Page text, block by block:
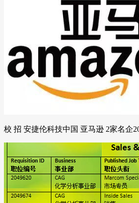
校 招 安捷伦科技中国 亚马逊 2家名企